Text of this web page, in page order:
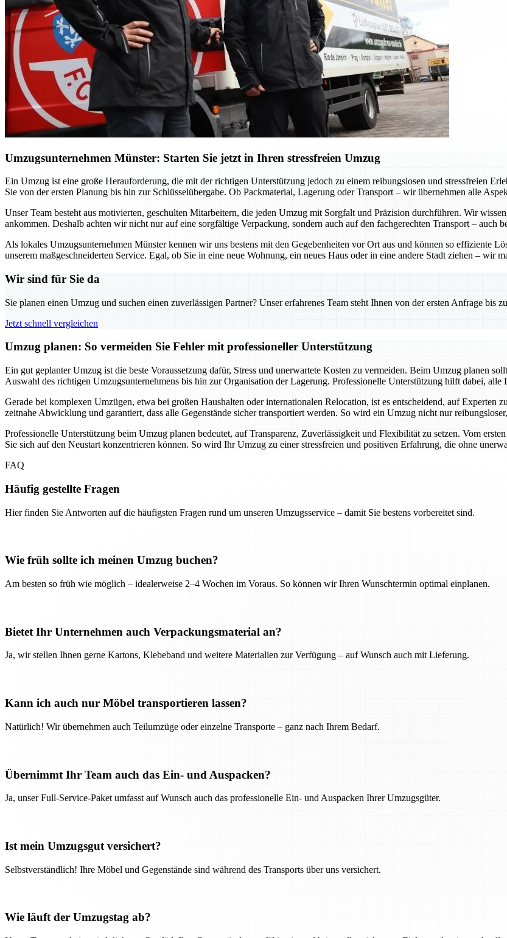
Umzugsunternehmen Münster: Starten Sie jetzt in Ihren stressfreien Umzug
Ein Umzug ist eine große Herauforderung, die mit der richtigen Unterstützung jedoch zu einem reibungslosen und stressfreien
Sie von der ersten Planung bis hin zur Schlüsselübergabe. Ob Packmaterial, Lagerung oder Transport – wir übernehmen alle
Unser Team besteht aus motivierten, geschulten Mitarbeitern, die jeden Umzug mit Sorgfalt und Präzision durchführen. Wir
ankommen. Deshalb achten wir nicht nur auf eine sorgfältige Verpackung, sondern auch auf den fachgerechten Transport – auch
Als lokales Umzugsunternehmen Münster kennen wir uns bestens mit den Gegebenheiten vor Ort aus und können so effiziente
unserem maßgeschneiderten Service. Egal, ob Sie in eine neue Wohnung, ein neues Haus oder in eine andere Stadt ziehen – wir
Wir sind für Sie da
Sie planen einen Umzug und suchen einen zuverlässigen Partner? Unser erfahrenes Team steht Ihnen von der ersten Anfrage bis
Jetzt schnell vergleichen
Umzug planen: So vermeiden Sie Fehler mit professioneller Unterstützung
Ein gut geplanter Umzug ist die beste Voraussetzung dafür, Stress und unerwartete Kosten zu vermeiden. Beim Umzug planen
Auswahl des richtigen Umzugsunternehmens bis hin zur Organisation der Lagerung. Professionelle Unterstützung hilft dabei,
Gerade bei komplexen Umzügen, etwa bei großen Haushalten oder internationalen Relocation, ist es entscheidend, auf Experten
zeitnahe Abwicklung und garantiert, dass alle Gegenstände sicher transportiert werden. So wird ein Umzug nicht nur
Professionelle Unterstützung beim Umzug planen bedeutet, auf Transparenz, Zuverlässigkeit und Flexibilität zu setzen. Vom
Sie sich auf den Neustart konzentrieren können. So wird Ihr Umzug zu einer stressfreien und positiven Erfahrung, die ohne
FAQ
Häufig gestellte Fragen
Hier finden Sie Antworten auf die häufigsten Fragen rund um unseren Umzugsservice – damit Sie bestens vorbereitet sind.
Wie früh sollte ich meinen Umzug buchen?
Am besten so früh wie möglich – idealerweise 2–4 Wochen im Voraus. So können wir Ihren Wunschtermin optimal einplanen.
Bietet Ihr Unternehmen auch Verpackungsmaterial an?
Ja, wir stellen Ihnen gerne Kartons, Klebeband und weitere Materialien zur Verfügung – auf Wunsch auch mit Lieferung.
Kann ich auch nur Möbel transportieren lassen?
Natürlich! Wir übernehmen auch Teilumzüge oder einzelne Transporte – ganz nach Ihrem Bedarf.
Übernimmt Ihr Team auch das Ein- und Auspacken?
Ja, unser Full-Service-Paket umfasst auf Wunsch auch das professionelle Ein- und Auspacken Ihrer Umzugsgüter.
Ist mein Umzugsgut versichert?
Selbstverständlich! Ihre Möbel und Gegenstände sind während des Transports über uns versichert.
Wie läuft der Umzugstag ab?